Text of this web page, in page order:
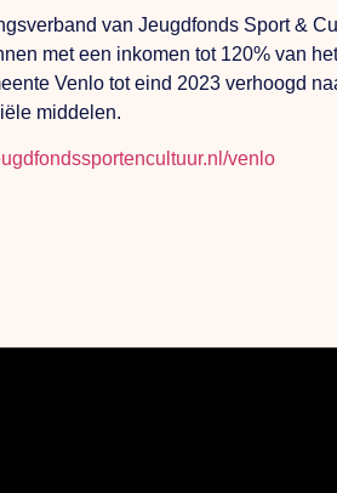
van Jeugdfonds Sport &
met een inkomen tot 120% van
Venlo tot eind 2023 verhoogd
middelen.
venlo